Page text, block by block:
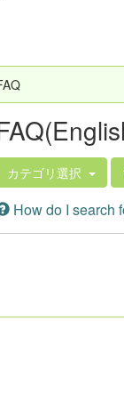
カテゴリ選択
How do I search